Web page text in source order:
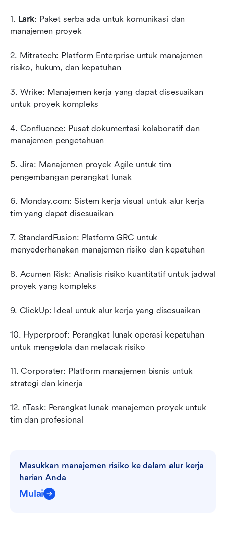
1. Lark: Paket serba ada untuk komunikasi dan
manajemen proyek
2. Mitratech: Platform Enterprise untuk manajemen
risiko, hukum, dan kepatuhan
3. Wrike: Manajemen kerja yang dapat disesuaikan
untuk proyek kompleks
4. Confluence: Pusat dokumentasi kolaboratif dan
manajemen pengetahuan
5. Jira: Manajemen proyek Agile untuk tim
pengembangan perangkat lunak
6. Monday.com: Sistem kerja visual untuk alur kerja
tim yang dapat disesuaikan
7. StandardFusion: Platform GRC untuk
menyederhanakan manajemen risiko dan kepatuhan
8. Acumen Risk: Analisis risiko kuantitatif untuk jadwal
proyek yang kompleks
9. ClickUp: Ideal untuk alur kerja yang disesuaikan
10. Hyperproof: Perangkat lunak operasi kepatuhan
untuk mengelola dan melacak risiko
11. Corporater: Platform manajemen bisnis untuk
strategi dan kinerja
12. nTask: Perangkat lunak manajemen proyek untuk
tim dan profesional
Masukkan manajemen risiko ke dalam alur kerja
harian Anda
Mulai